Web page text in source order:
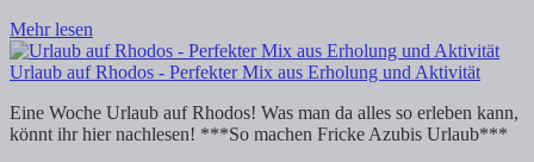
Mehr lesen
Urlaub auf Rhodos - Perfekter Mix aus Erholung und Aktivität
Eine Woche Urlaub auf Rhodos! Was man da alles so erleben kann,
könnt ihr hier nachlesen! ***So machen Fricke Azubis Urlaub***